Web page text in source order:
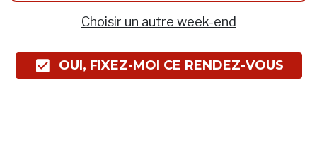
Choisir un autre week-end
OUI, FIXEZ-MOI CE RENDEZ-VOUS